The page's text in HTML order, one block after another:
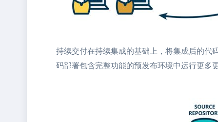
持续交付在持续集成的基础上，将集成后的
码部署包含完整功能的预发布环境中运行更多